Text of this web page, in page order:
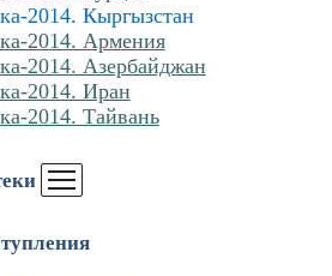
2014. Кыргызстан
2014. Армения
2014. Азербайджан
2014. Иран
2014. Тайвань